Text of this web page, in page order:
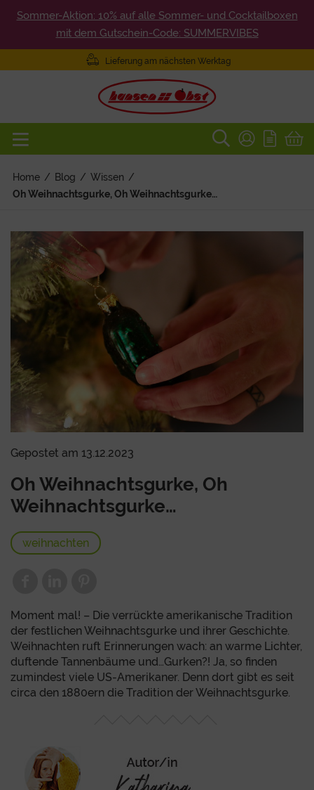
Sommer-Aktion: 10% auf alle Sommer- und Cocktailboxen
mit dem Gutschein-Code: SUMMERVIBES
Lieferung am nächsten Werktag
Home / Blog / Wissen /
Oh Weihnachtsgurke, Oh Weihnachtsgurke…
Gepostet am 13.12.2023
Oh Weihnachtsgurke, Oh
Weihnachtsgurke…
weihnachten
Moment mal! – Die verrückte amerikanische Tradition
der festlichen Weihnachtsgurke und ihrer Geschichte.
Weihnachten ruft Erinnerungen wach: an warme Lichter,
duftende Tannenbäume und…Gurken?! Ja, so finden
zumindest viele US-Amerikaner. Denn dort gibt es seit
circa den 1880ern die Tradition der Weihnachtsgurke.